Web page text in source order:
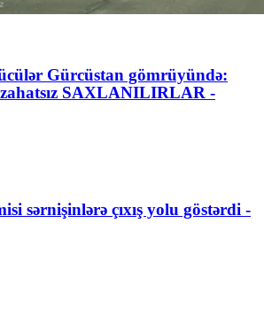
Gürcüstan gömrüyündə:
izahatsız SAXLANILIRLAR -
sərnişinlərə çıxış yolu göstərdi -